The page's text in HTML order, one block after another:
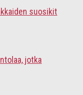
suosikit
jotka